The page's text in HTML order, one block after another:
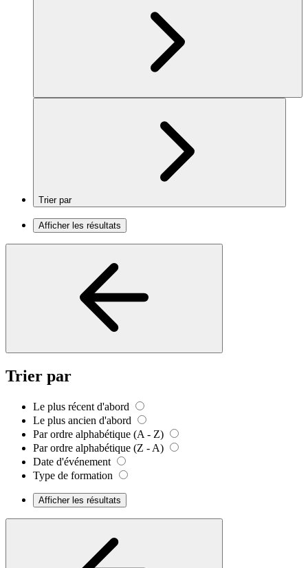
Trier par
Afficher les résultats
Trier par
Le plus récent d'abord
Le plus ancien d'abord
Par ordre alphabétique (A - Z)
Par ordre alphabétique (Z - A)
Date d'événement
Type de formation
Afficher les résultats